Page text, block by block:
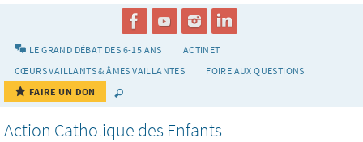
LE GRAND DÉBAT DES 6-15 ANS
ACTINET
CŒURS VAILLANTS & ÂMES VAILLANTES
FOIRE AUX QUESTIONS
FAIRE UN DON
Action Catholique des Enfants